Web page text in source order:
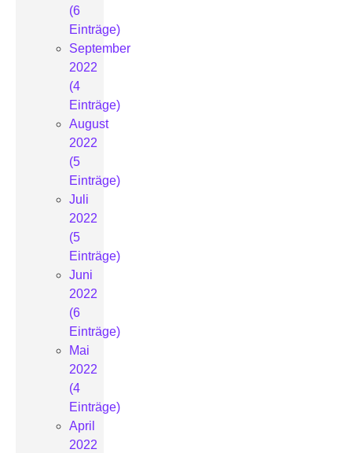
(6
Einträge)
September
2022
(4
Einträge)
August
2022
(5
Einträge)
Juli
2022
(5
Einträge)
Juni
2022
(6
Einträge)
Mai
2022
(4
Einträge)
April
2022